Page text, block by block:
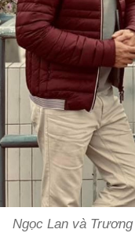
Ngọc Lan và